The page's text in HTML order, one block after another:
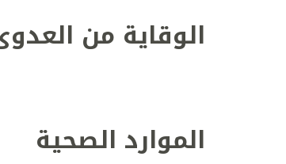
الوقاية من
الموارد الصحية